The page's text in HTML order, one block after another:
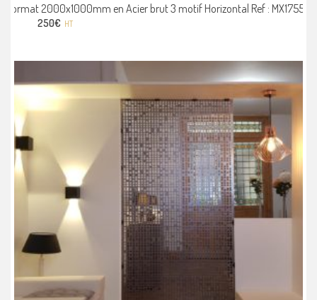
Format 2000x1000mm en Acier brut 3 motif Horizontal Ref : MX17556
250€ HT